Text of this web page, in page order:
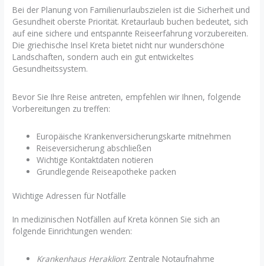
Bei der Planung von Familienurlaubszielen ist die Sicherheit und
Gesundheit oberste Priorität. Kretaurlaub buchen bedeutet, sich
auf eine sichere und entspannte Reiseerfahrung vorzubereiten.
Die griechische Insel Kreta bietet nicht nur wunderschöne
Landschaften, sondern auch ein gut entwickeltes
Gesundheitssystem.
Bevor Sie Ihre Reise antreten, empfehlen wir Ihnen, folgende
Vorbereitungen zu treffen:
Europäische Krankenversicherungskarte mitnehmen
Reiseversicherung abschließen
Wichtige Kontaktdaten notieren
Grundlegende Reiseapotheke packen
Wichtige Adressen für Notfälle
In medizinischen Notfällen auf Kreta können Sie sich an
folgende Einrichtungen wenden:
Krankenhaus Heraklion: Zentrale Notaufnahme